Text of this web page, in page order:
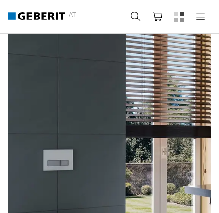
AT Suche Warenkorb